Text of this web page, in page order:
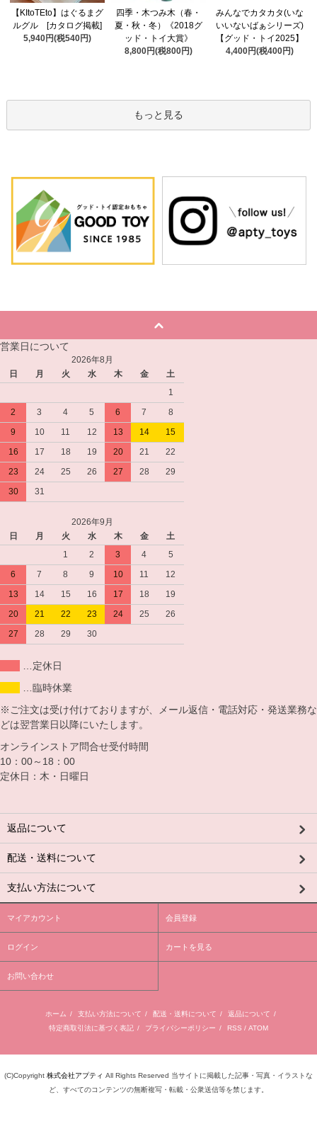
【KItoTEto】はぐるまグ
ルグル [カタログ掲載]
5,940円(税540円)
四季・木つみ木（春・
夏・秋・冬）《2018グ
ッド・トイ大賞》
8,800円(税800円)
みんなでカタカタ(いな
いいないばぁシリーズ)
【グッド・トイ2025】
4,400円(税400円)
もっと見る
営業日について
2026年8月
日
月 火 水 木 金
土
1
2
3 4 5 6 7
8
9
10 11 12 13 14
15
16
17 18 19 20 21
22
23
24 25 26 27 28
29
30
31
2026年9月
日
月 火 水 木 金
土
1
2 3 4
5
6
7 8 9 10 11
12
13
14 15 16 17 18
19
20
21 22 23 24 25
26
27
28 29 30
…定休日
…臨時休業
※ご注文は受け付けておりますが、メール返信・電話対応・発送業務な
どは翌営業日以降にいたします。
オンラインストア問合せ受付時間
10：00～18：00
定休日：木・日曜日
返品について
配送・送料について
支払い方法について
マイアカウント 会員登録
ログイン カートを見る
お問い合わせ
ホーム / 支払い方法について / 配送・送料について / 返品について /
特定商取引法に基づく表記 / プライバシーポリシー / RSS / ATOM
(C)Copyright 株式会社アプティ All Rights Reserved 当サイトに掲載した記事・写真・イラストな
ど、すべてのコンテンツの無断複写・転載・公衆送信等を禁じます。